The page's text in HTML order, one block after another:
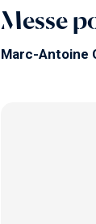
Messe
Marc-Antoine